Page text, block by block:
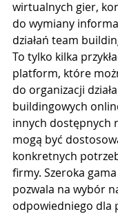
wirtualnych gier,
do wymiany
działań team
To tylko kilka
platform, które
do organizacji
buildingowych
innych dostępnych
mogą być
konkretnych
firmy. Szeroka
pozwala na wybór
odpowiedniego dla